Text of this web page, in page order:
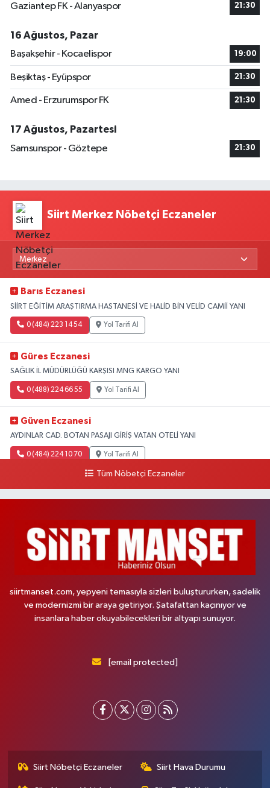
Gaziantep FK - Alanyaspor 21:30
16 Ağustos, Pazar
Başakşehir - Kocaelispor
19:00
Beşiktaş - Eyüpspor 21:30
Amed - Erzurumspor FK 21:30
17 Ağustos, Pazartesi
Samsunspor - Göztepe
21:30
Siirt Merkez Nöbetçi Eczaneler
Barıs Eczanesi
SİİRT EĞİTİM ARAŞTIRMA HASTANESİ VE HALİD BİN VELİD CAMİİ YANI
0 (484) 223 14 54 Yol Tarifi Al
Güres Eczanesi
SAĞLIK İL MÜDÜRLÜĞÜ KARŞISI MNG KARGO YANI
0 (488) 224 66 55 Yol Tarifi Al
Güven Eczanesi
AYDINLAR CAD. BOTAN PASAJI GİRİŞ VATAN OTELİ YANI
0 (484) 224 10 70 Yol Tarifi Al
Tüm Nöbetçi Eczaneler
siirtmanset.com, yepyeni temasıyla sizleri buluştururken, sadelik
ve modernizmi bir araya getiriyor. Şatafattan kaçınıyor ve
insanlara haber okuyabilecekleri bir altyapı sunuyor.
[email protected]
Siirt Nöbetçi Eczaneler Siirt Hava Durumu